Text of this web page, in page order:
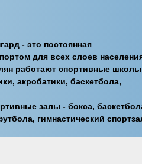
- это постоянная
для всех слоев
работают спортивные
акробатики, баскетбола,
залы - бокса,
гимнастический